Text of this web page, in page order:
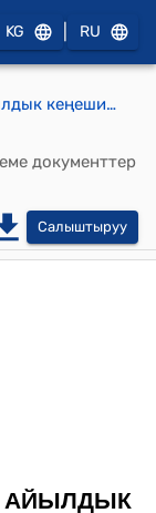
KG RU
Чаек айыл аймагынын айылдык кеңешинин 2025-жылдын 12-июлундагы № 5 "Чаек айыл аймагынын Кызыл-Жылдыз айылындагы ветеринардык клиниканы ижарага берүүгө макулдук берүү жана ветеринардык клиниканын жанындагы жер аянты жайыт болгондуктан багытын өзгөртүү жөнүндө" Токтому
документтер
Салыштыруу